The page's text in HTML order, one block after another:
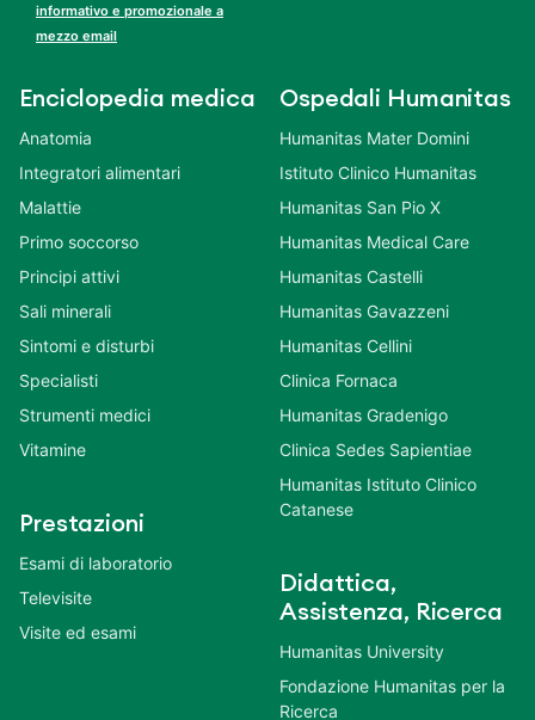
informativo e promozionale a
mezzo email
Enciclopedia medica
Anatomia
Integratori alimentari
Malattie
Primo soccorso
Principi attivi
Sali minerali
Sintomi e disturbi
Specialisti
Strumenti medici
Vitamine
Prestazioni
Esami di laboratorio
Televisite
Visite ed esami
Ospedali Humanitas
Humanitas Mater Domini
Istituto Clinico Humanitas
Humanitas San Pio X
Humanitas Medical Care
Humanitas Castelli
Humanitas Gavazzeni
Humanitas Cellini
Clinica Fornaca
Humanitas Gradenigo
Clinica Sedes Sapientiae
Humanitas Istituto Clinico
Catanese
Didattica,
Assistenza, Ricerca
Humanitas University
Fondazione Humanitas per la
Ricerca